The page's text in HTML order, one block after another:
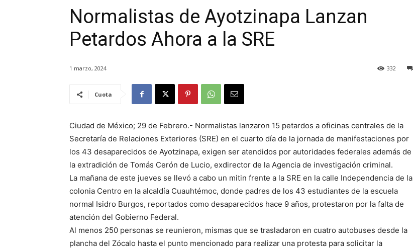
Normalistas de Ayotzinapa Lanzan
Petardos Ahora a la SRE
1 marzo, 2024 332
Cuota
Ciudad de México; 29 de Febrero.- Normalistas lanzaron 15 petardos a oficinas centrales de la
Secretaría de Relaciones Exteriores (SRE) en el cuarto día de la jornada de manifestaciones por
los 43 desaparecidos de Ayotzinapa, exigen ser atendidos por autoridades federales además de
la extradición de Tomás Cerón de Lucio, exdirector de la Agencia de investigación criminal.
La mañana de este jueves se llevó a cabo un mitin frente a la SRE en la calle Independencia de la
colonia Centro en la alcaldía Cuauhtémoc, donde padres de los 43 estudiantes de la escuela
normal Isidro Burgos, reportados como desaparecidos hace 9 años, protestaron por la falta de
atención del Gobierno Federal.
Al menos 250 personas se reunieron, mismas que se trasladaron en cuatro autobuses desde la
plancha del Zócalo hasta el punto mencionado para realizar una protesta para solicitar la